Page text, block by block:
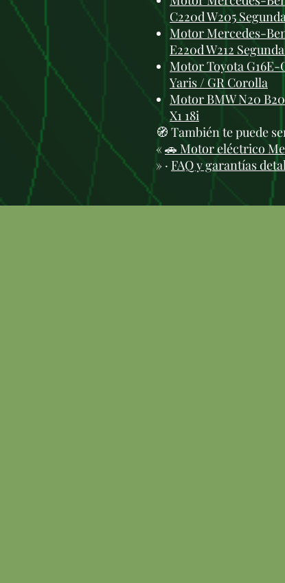
C220d W205
Motor Mercedes-
E220d W212
Motor Toyota G16E-
Yaris / GR Corolla
Motor BMW N20
X1 18i
🧭 También te puede
« 🚗 Motor eléctrico
» · FAQ y garantías